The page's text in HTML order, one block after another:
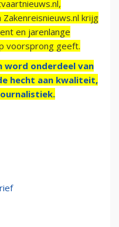
krijg
en jarenlange
voorsprong geeft.
word onderdeel van
hecht aan kwaliteit,